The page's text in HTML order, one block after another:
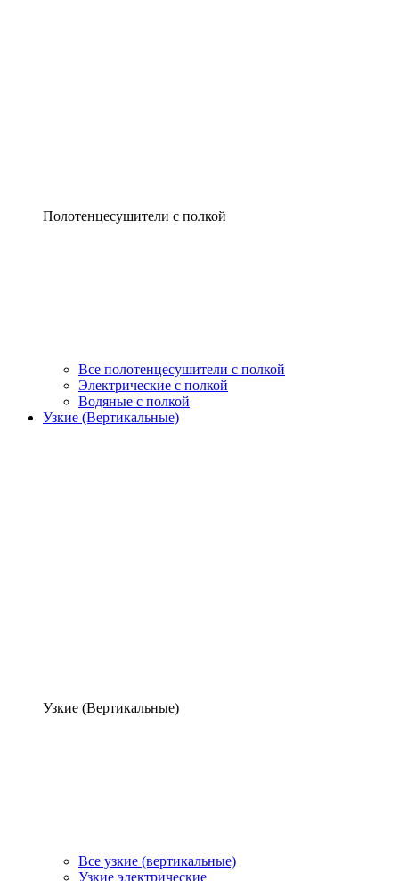
Полотенцесушители с полкой
Все полотенцесушители с полкой
Электрические с полкой
Водяные с полкой
Узкие (Вертикальные)
Узкие (Вертикальные)
Все узкие (вертикальные)
Узкие электрические